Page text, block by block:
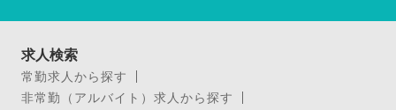
求人検索
常勤求人から探す
非常勤（アルバイト）求人から探す